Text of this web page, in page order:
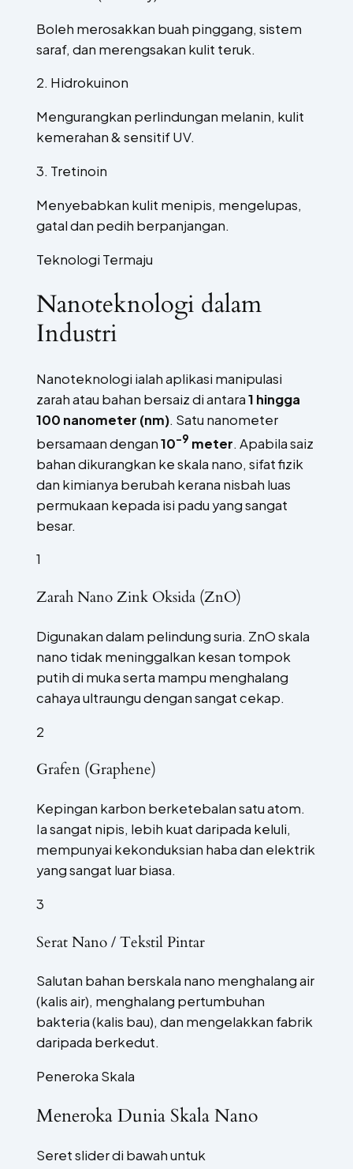
Boleh merosakkan buah pinggang, sistem
saraf, dan merengsakan kulit teruk.
2. Hidrokuinon
Mengurangkan perlindungan melanin, kulit
kemerahan & sensitif UV.
3. Tretinoin
Menyebabkan kulit menipis, mengelupas,
gatal dan pedih berpanjangan.
Teknologi Termaju
Nanoteknologi dalam
Industri
Nanoteknologi ialah aplikasi manipulasi
zarah atau bahan bersaiz di antara1 hingga
100 nanometer (nm). Satu nanometer
bersamaan dengan10-9 meter. Apabila saiz
bahan dikurangkan ke skala nano, sifat fizik
dan kimianya berubah kerana nisbah luas
permukaan kepada isi padu yang sangat
besar.
1
Zarah Nano Zink Oksida (ZnO)
Digunakan dalam pelindung suria. ZnO skala
nano tidak meninggalkan kesan tompok
putih di muka serta mampu menghalang
cahaya ultraungu dengan sangat cekap.
2
Grafen (Graphene)
Kepingan karbon berketebalan satu atom.
Ia sangat nipis, lebih kuat daripada keluli,
mempunyai kekonduksian haba dan elektrik
yang sangat luar biasa.
3
Serat Nano / Tekstil Pintar
Salutan bahan berskala nano menghalang air
(kalis air), menghalang pertumbuhan
bakteria (kalis bau), dan mengelakkan fabrik
daripada berkedut.
Peneroka Skala
Meneroka Dunia Skala Nano
Seret slider di bawah untuk